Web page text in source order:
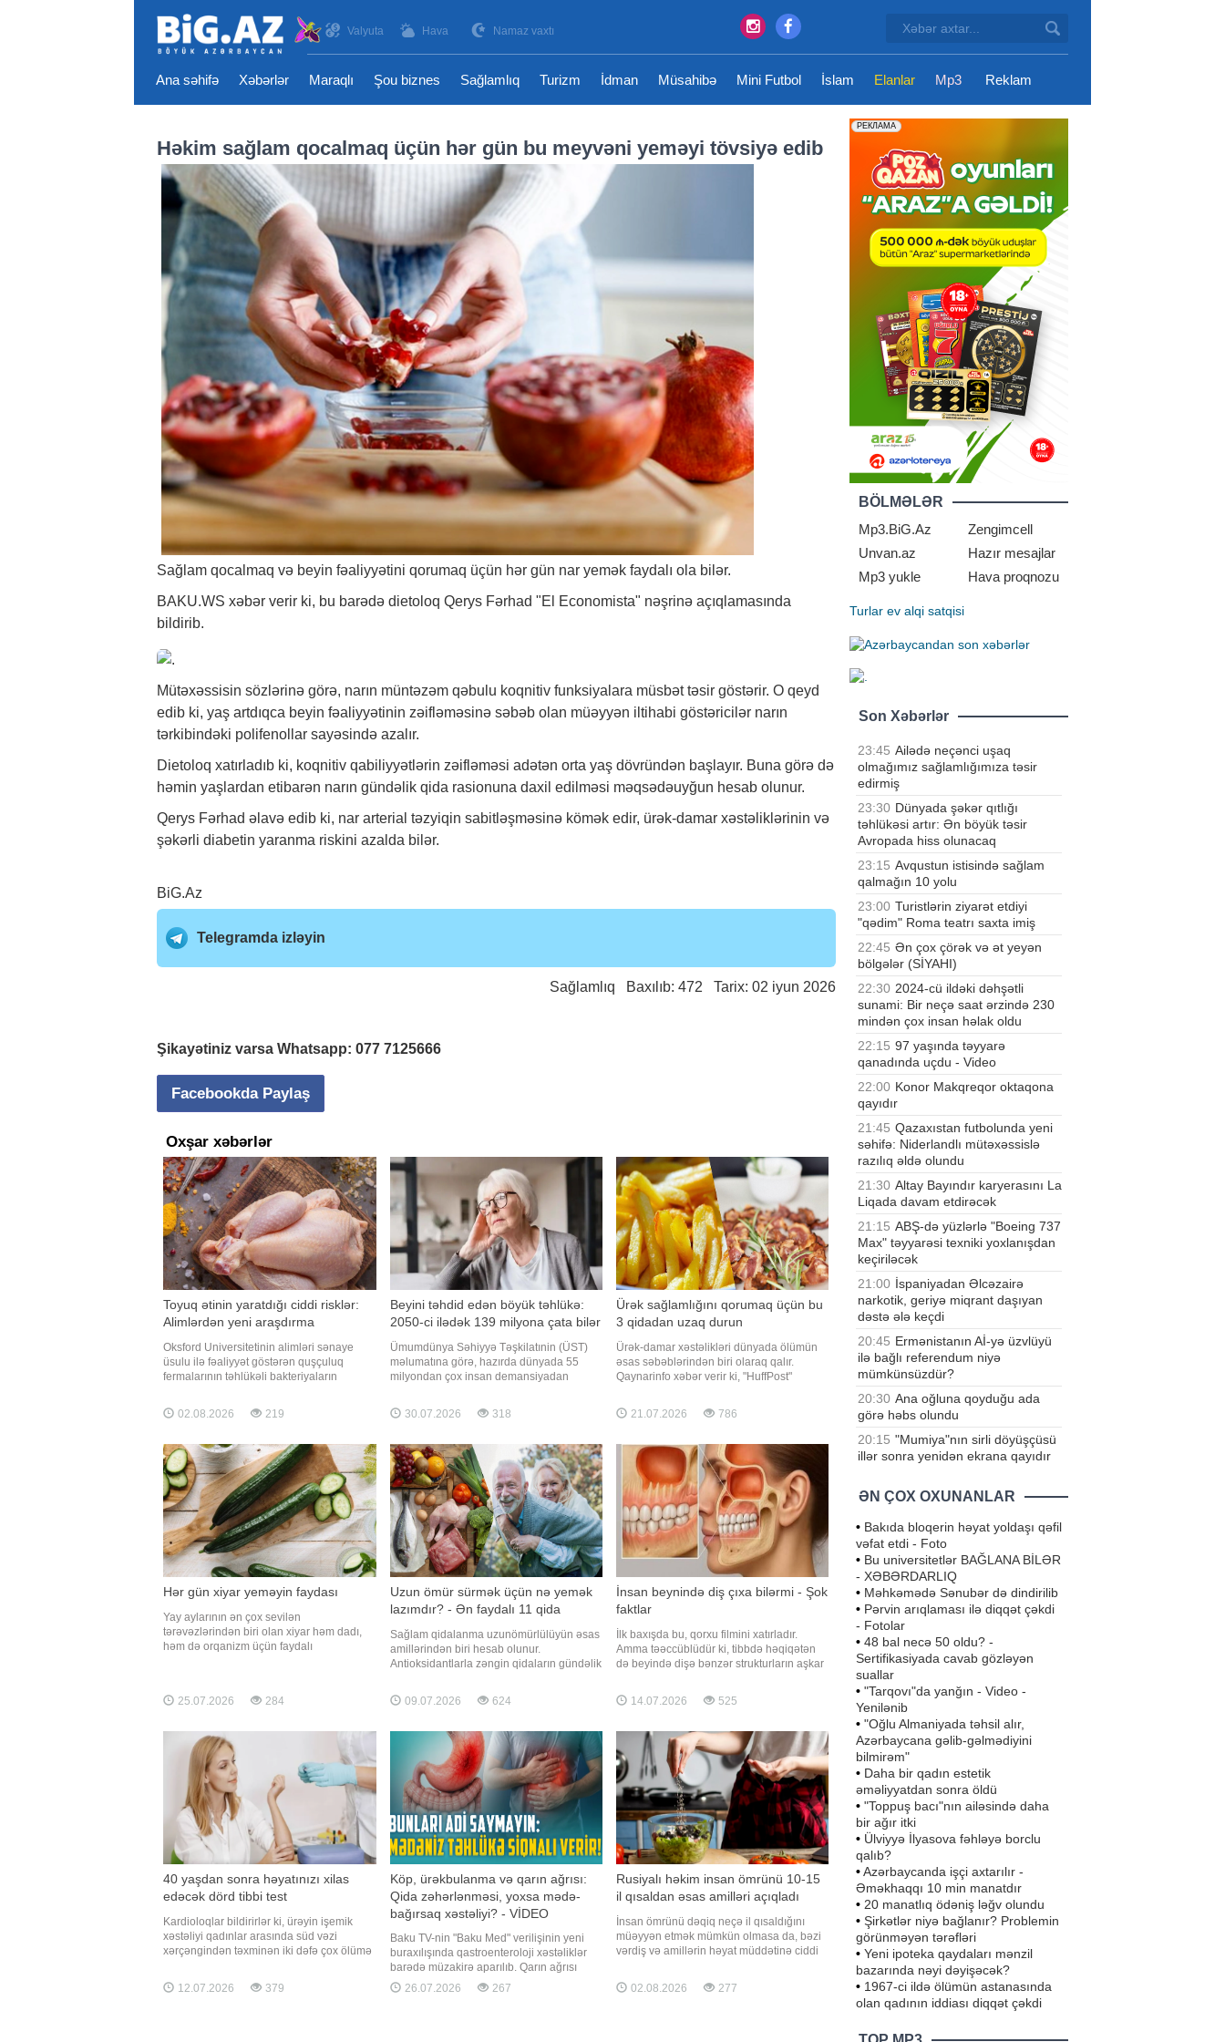
Valyuta Hava Namaz vaxtı
Ana səhifə Xəbərlər Maraqlı Şou biznes Sağlamlıq Turizm İdman Müsahibə Mini Futbol İslam Elanlar Mp3 Reklam
Həkim sağlam qocalmaq üçün hər gün bu meyvəni yeməyi tövsiyə edib
Sağlam qocalmaq və beyin fəaliyyətini qorumaq üçün hər gün nar yemək faydalı ola bilər.
BAKU.WS xəbər verir ki, bu barədə dietoloq Qerys Fərhad "El Economista" nəşrinə açıqlamasında
bildirib.
Mütəxəssisin sözlərinə görə, narın müntəzəm qəbulu koqnitiv funksiyalara müsbət təsir göstərir. O qeyd
edib ki, yaş artdıqca beyin fəaliyyətinin zəifləməsinə səbəb olan müəyyən iltihabi göstəricilər narın
tərkibindəki polifenollar sayəsində azalır.
Dietoloq xatırladıb ki, koqnitiv qabiliyyətlərin zəifləməsi adətən orta yaş dövründən başlayır. Buna görə də
həmin yaşlardan etibarən narın gündəlik qida rasionuna daxil edilməsi məqsədəuyğun hesab olunur.
Qerys Fərhad əlavə edib ki, nar arterial təzyiqin sabitləşməsinə kömək edir, ürək-damar xəstəliklərinin və
şəkərli diabetin yaranma riskini azalda bilər.
BiG.Az
Telegramda izləyin
Sağlamlıq Baxılıb: 472 Tarix: 02 iyun 2026
Şikayətiniz varsa Whatsapp: 077 7125666
Facebookda Paylaş
Oxşar xəbərlər
Toyuq ətinin yaratdığı ciddi risklər:
Alimlərdən yeni araşdırma
Oksford Universitetinin alimləri sənaye
üsulu ilə fəaliyyət göstərən quşçuluq
fermalarının təhlükəli bakteriyaların
biləcəyini bildiriblər. xəbər verir ki,
araşdırma zamanı son 45 il ərzində 30
nümunə təhlil edilib. Nəticələr
02.08.2026 219
Beyini təhdid edən böyük təhlükə:
2050-ci ilədək 139 milyona çata bilər
Ümumdünya Səhiyyə Təşkilatınin (ÜST)
məlumatına görə, hazırda dünyada 55
milyondan çox insan demansiyadan
əlaqədar bu göstəricinin 2050-ci ilədək
139 milyona yüksələcəyi proqnozlaşdırılır.
yalnız unutqanlıqla məhdudlaşmır. B
30.07.2026 318
Ürək sağlamlığını qorumaq üçün bu
3 qidadan uzaq durun
Ürək-damar xəstəlikləri dünyada ölümün
əsas səbəblərindən biri olaraq qalır.
Qaynarinfo xəbər verir ki, "HuffPost"
dietoloqlar ürək sağlamlığını qorumaq
üçün qidalanmada ediləcək bir neçə sadə
bildirirlər. Mütəxəssisləri
21.07.2026 786
Hər gün xiyar yeməyin faydası
Yay aylarının ən çox sevilən
tərəvəzlərindən biri olan xiyar həm dadı,
həm də orqanizm üçün faydalı
qorumağa kömək edir. Xüsusilə isti
üçün idea
25.07.2026 284
Uzun ömür sürmək üçün nə yemək
lazımdır? - Ən faydalı 11 qida
Sağlam qidalanma uzunömürlülüyün əsas
amillərindən biri hesab olunur.
Antioksidantlarla zəngin qidaların gündəlik
hüceyrələri zədələnmədən qorumağa və
xroniki xəstəliklərin inkişaf riskini aşağı
"Verywell Health"
09.07.2026 624
İnsan beynində diş çıxa bilərmi - Şok
faktlar
İlk baxışda bu, qorxu filmini xatırladır.
Amma təəccüblüdür ki, tibbdə həqiqətən
də beyində dişə bənzər strukturların aşkar
BİG.AZ -a istinadən xəbər verir ki, əslində,
beyin özü diş yaratmır. Bunun səbəbi
növüdür. Teratomala
14.07.2026 525
40 yaşdan sonra həyatınızı xilas
edəcək dörd tibbi test
Kardioloqlar bildirirlər ki, ürəyin işemik
xəstəliyi qadınlar arasında süd vəzi
xərçəngindən təxminən iki dəfə çox ölümə
verir ki, buna baxmayaraq, bir çox qadın ilk
xəbərdaredici əlamətləri ya görməzlikdən
12.07.2026 379
Köp, ürəkbulanma və qarın ağrısı:
Qida zəhərlənməsi, yoxsa mədə-
bağırsaq xəstəliyi? - VİDEO
Baku TV-nin "Baku Med" verilişinin yeni
buraxılışında qastroenteroloji xəstəliklər
barədə müzakirə aparılıb. Qarın ağrısı
hansı hallarda xəstəlik əlaməti sayılır?.
Uzunmüddətli qəbizliyin səbəbləri nədir?.
26.07.2026 267
Rusiyalı həkim insan ömrünü 10-15
il qısaldan əsas amilləri açıqladı
İnsan ömrünü dəqiq neçə il qısaldığını
müəyyən etmək mümkün olmasa da, bəzi
vərdiş və amillərin həyat müddətinə ciddi
mövcuddur. BİG.AZ -a istinadən xəbər verir
ki, bu barədə rusiyalı terapevt Kristina
02.08.2026 277
BÖLMƏLƏR
Mp3.BiG.Az
Zengimcell
Unvan.az
Hazır mesajlar
Mp3 yukle
Hava proqnozu
Turlar ev alqi satqisi
Son Xəbərlər
23:45 Ailədə neçənci uşaq
olmağımız sağlamlığımıza təsir
edirmiş
23:30 Dünyada şəkər qıtlığı
təhlükəsi artır: Ən böyük təsir
Avropada hiss olunacaq
23:15 Avqustun istisində sağlam
qalmağın 10 yolu
23:00 Turistlərin ziyarət etdiyi
"qədim" Roma teatrı saxta imiş
22:45 Ən çox çörək və ət yeyən
bölgələr (SİYAHI)
22:30 2024-cü ildəki dəhşətli
sunami: Bir neçə saat ərzində 230
mindən çox insan həlak oldu
22:15 97 yaşında təyyarə
qanadında uçdu - Video
22:00 Konor Makqreqor oktaqona
qayıdır
21:45 Qazaxıstan futbolunda yeni
səhifə: Niderlandlı mütəxəssislə
razılıq əldə olundu
21:30 Altay Bayındır karyerasını La
Liqada davam etdirəcək
21:15 ABŞ-də yüzlərlə "Boeing 737
Max" təyyarəsi texniki yoxlanışdan
keçiriləcək
21:00 İspaniyadan Əlcəzairə
narkotik, geriyə miqrant daşıyan
dəstə ələ keçdi
20:45 Ermənistanın Aİ-yə üzvlüyü
ilə bağlı referendum niyə
mümkünsüzdür?
20:30 Ana oğluna qoyduğu ada
görə həbs olundu
20:15 "Mumiya"nın sirli döyüşçüsü
illər sonra yenidən ekrana qayıdır
ƏN ÇOX OXUNANLAR
• Bakıda bloqerin həyat yoldaşı qəfil
vəfat etdi - Foto
• Bu universitetlər BAĞLANA BİLƏR
- XƏBƏRDARLIQ
• Məhkəmədə Sənubər də dindirilib
• Pərvin arıqlaması ilə diqqət çəkdi
- Fotolar
• 48 bal necə 50 oldu? -
Sertifikasiyada cavab gözləyən
suallar
• "Tarqovı"da yanğın - Video -
Yenilənib
• "Oğlu Almaniyada təhsil alır,
Azərbaycana gəlib-gəlmədiyini
bilmirəm"
• Daha bir qadın estetik
əməliyyatdan sonra öldü
• "Toppuş bacı"nın ailəsində daha
bir ağır itki
• Ülviyyə İlyasova fəhləyə borclu
qalıb?
•Azərbaycanda işçi axtarılır -
Əməkhaqqı 10 min manatdır
• 20 manatlıq ödəniş ləğv olundu
• Şirkətlər niyə bağlanır? Problemin
görünməyən tərəfləri
• Yeni ipoteka qaydaları mənzil
bazarında nəyi dəyişəcək?
• 1967-ci ildə ölümün astanasında
olan qadının iddiası diqqət çəkdi